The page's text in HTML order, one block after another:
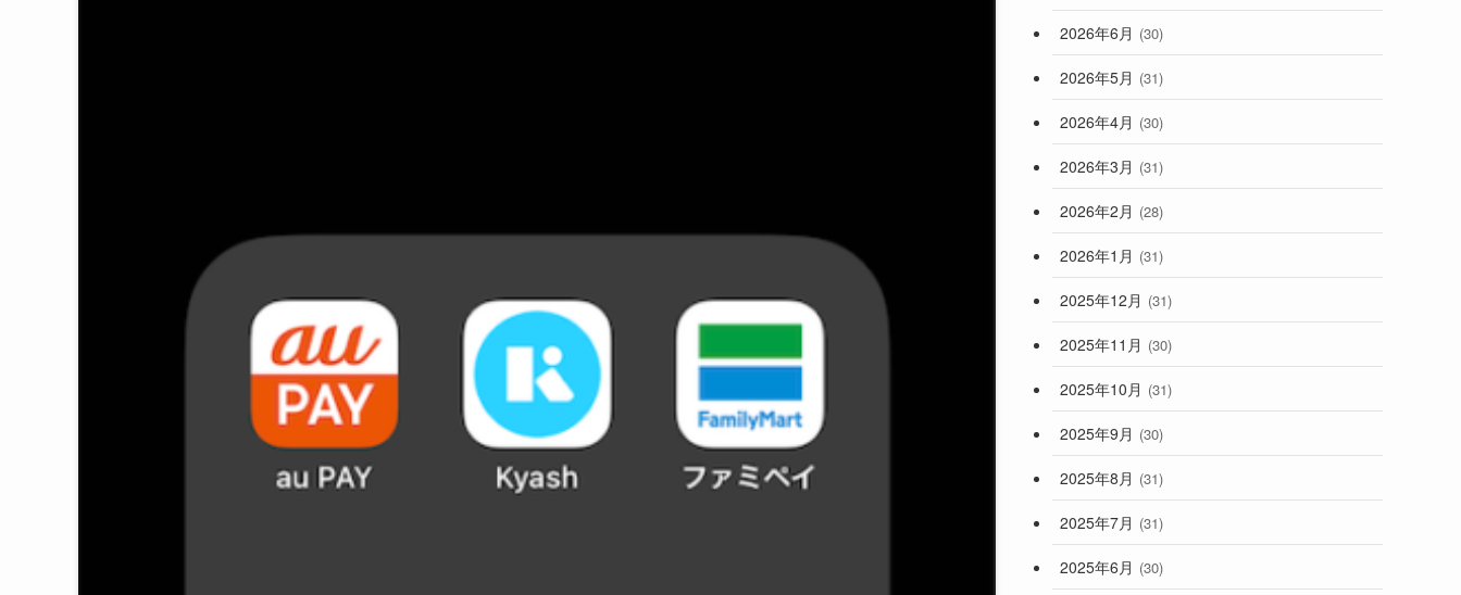
2026年6月 (30)
2026年5月 (31)
2026年4月 (30)
2026年3月 (31)
2026年2月 (28)
2026年1月 (31)
2025年12月 (31)
2025年11月 (30)
2025年10月 (31)
2025年9月 (30)
2025年8月 (31)
2025年7月 (31)
2025年6月 (30)